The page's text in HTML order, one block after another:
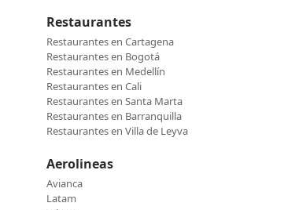
Restaurantes
Restaurantes en Cartagena
Restaurantes en Bogotá
Restaurantes en Medellín
Restaurantes en Cali
Restaurantes en Santa Marta
Restaurantes en Barranquilla
Restaurantes en Villa de Leyva
Aerolineas
Avianca
Latam